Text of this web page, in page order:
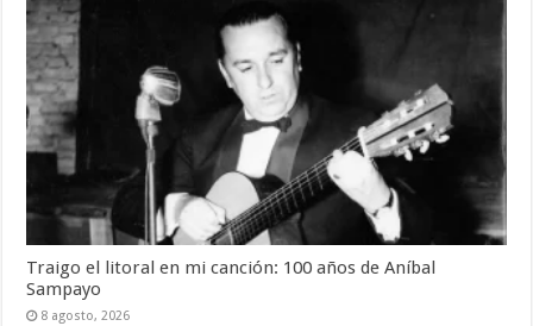
Traigo el litoral en mi canción: 100 años de Aníbal
Sampayo
8 agosto, 2026